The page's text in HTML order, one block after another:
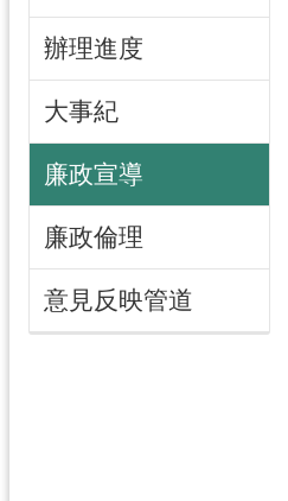
辦理進度
大事紀
廉政宣導
廉政倫理
意見反映管道